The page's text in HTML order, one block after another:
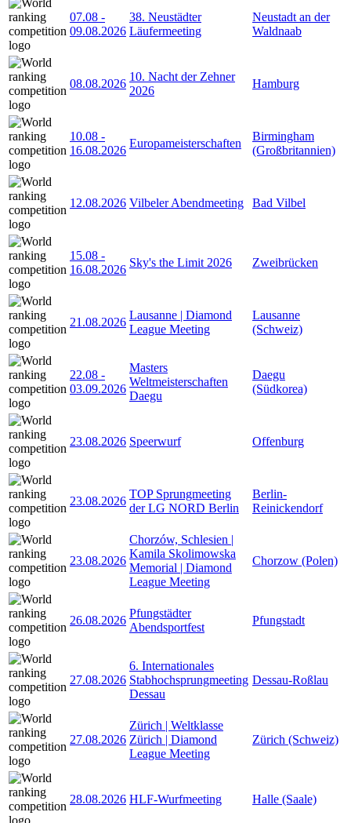
07.08 -
09.08.2026
38. Neustädter
Läufermeeting
Neustadt an der
Waldnaab
08.08.2026
10. Nacht der Zehner
2026
Hamburg
10.08 -
16.08.2026
Europameisterschaften
Birmingham
(Großbritannien)
12.08.2026 Vilbeler Abendmeeting Bad Vilbel
15.08 -
16.08.2026
Sky's the Limit 2026 Zweibrücken
21.08.2026
Lausanne | Diamond
League Meeting
Lausanne
(Schweiz)
22.08 -
03.09.2026
Masters
Weltmeisterschaften
Daegu
Daegu
(Südkorea)
23.08.2026 Speerwurf Offenburg
23.08.2026
TOP Sprungmeeting
der LG NORD Berlin
Berlin-
Reinickendorf
23.08.2026
Chorzów, Schlesien |
Kamila Skolimowska
Memorial | Diamond
League Meeting
Chorzow (Polen)
26.08.2026
Pfungstädter
Abendsportfest
Pfungstadt
27.08.2026
6. Internationales
Stabhochsprungmeeting
Dessau
Dessau-Roßlau
27.08.2026
Zürich | Weltklasse
Zürich | Diamond
League Meeting
Zürich (Schweiz)
28.08.2026 HLF-Wurfmeeting Halle (Saale)